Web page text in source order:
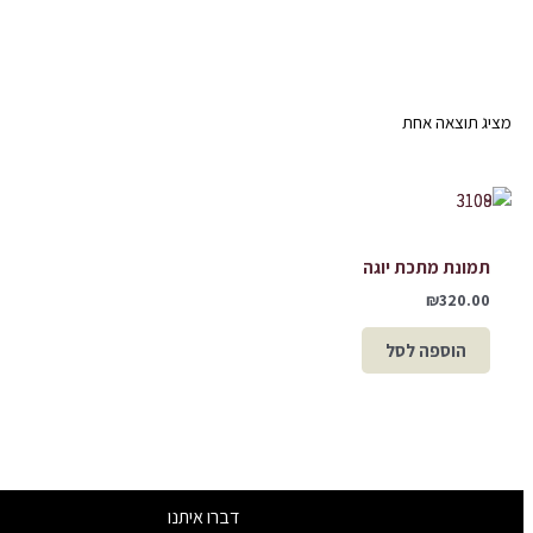
מציג תוצאה אחת
תמונת מתכת יוגה
₪320.00
הוספה לסל
דברו איתנו